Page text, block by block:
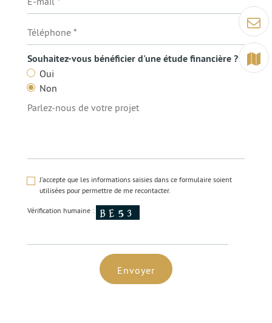
Contact
Terrain
Souhaitez-vous bénéficier d'une étude financière ?
Oui
Non
J'accepte que les informations saisies dans ce formulaire soient
utilisées pour permettre de me recontacter.
Vérification humaine :
Envoyer